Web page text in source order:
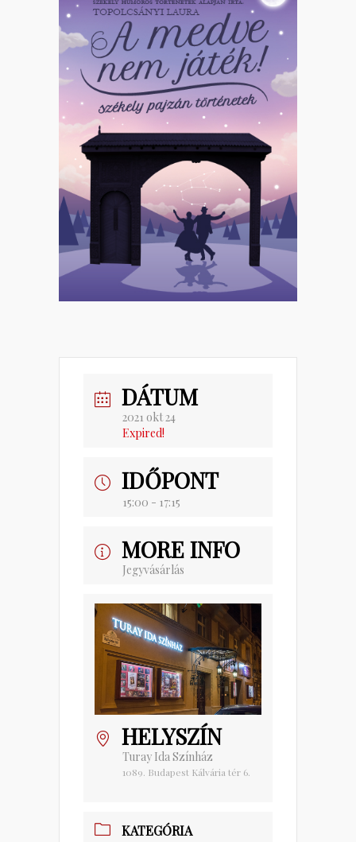
DÁTUM
2021 okt 24
Expired!
IDŐPONT
15:00 - 17:15
MORE INFO
Jegyvásárlás
HELYSZÍN
Turay Ida Színház
1089. Budapest Kálvária tér 6.
KATEGÓRIA